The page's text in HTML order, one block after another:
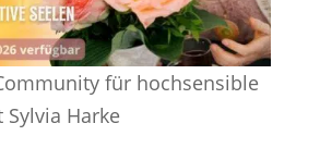
für hochsensible
Harke